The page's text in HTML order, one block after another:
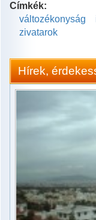
Címkék:
változékonyság
zivatarok
Hírek,